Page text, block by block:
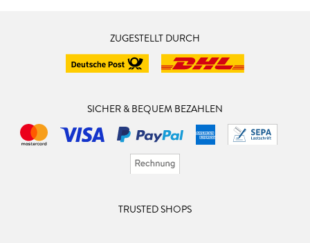
ZUGESTELLT DURCH
SICHER & BEQUEM BEZAHLEN
TRUSTED SHOPS